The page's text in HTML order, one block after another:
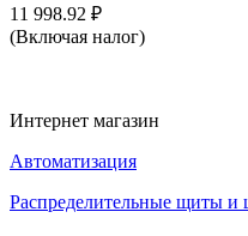
11 998.92 ₽
(Включая налог)
Интернет магазин
Автоматизация
Распределительные щиты